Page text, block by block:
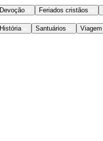
Devoção Feriados cristãos
História Santuários Viagem